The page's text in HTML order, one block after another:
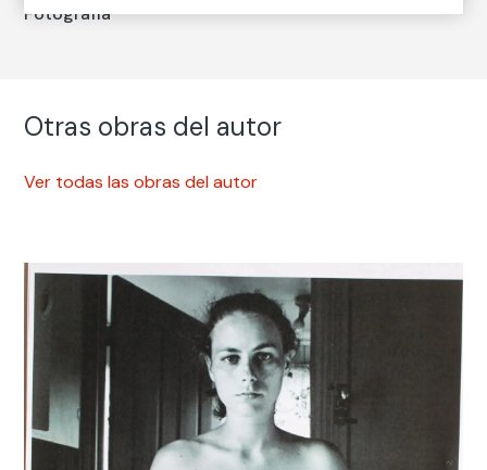
Fotografía
Otras obras del autor
Ver todas las obras del autor